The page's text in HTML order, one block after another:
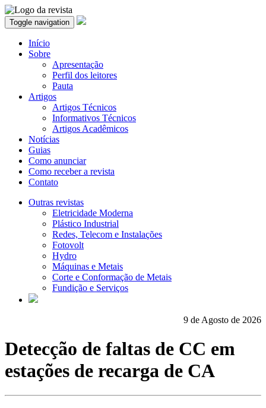
Toggle navigation
Início
Sobre
Apresentação
Perfil dos leitores
Pauta
Artigos
Artigos Técnicos
Informativos Técnicos
Artigos Acadêmicos
Notícias
Guias
Como anunciar
Como receber a revista
Contato
Outras revistas
Eletricidade Moderna
Plástico Industrial
Redes, Telecom e Instalações
Fotovolt
Hydro
Máquinas e Metais
Corte e Conformação de Metais
Fundição e Serviços
9 de Agosto de 2026
Detecção de faltas de CC em
estações de recarga de CA